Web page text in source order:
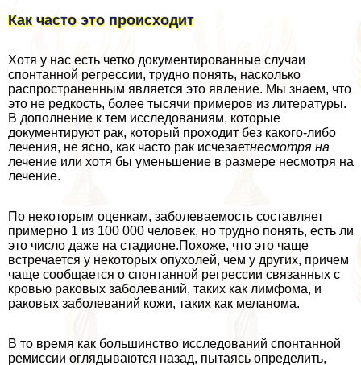
Как часто это происходит
Хотя у нас есть четко документированные случаи
спонтанной регрессии, трудно понять, насколько
распространенным является это явление. Мы знаем, что
это не редкость, более тысячи примеров из литературы.
В дополнение к тем исследованиям, которые
документируют paк, который проходит без какого-либо
лечения, не ясно, как часто paк исчезаетнесмотря на
лечение или хотя бы уменьшение в размере несмотря на
лечение.
По некоторым оценкам, заболеваемость составляет
примерно 1 из 100 000 человек, но трудно понять, есть ли
это число даже на стадионе.Похоже, что это чаще
встречается у некоторых опухолей, чем у других, причем
чаще сообщается о спонтанной регрессии связанных с
кровью paковых заболеваний, таких как лимфома, и
paковых заболеваний кожи, таких как меланома.
В то время как большинство исследований спонтанной
ремиссии оглядываются назад, пытаясь определить,